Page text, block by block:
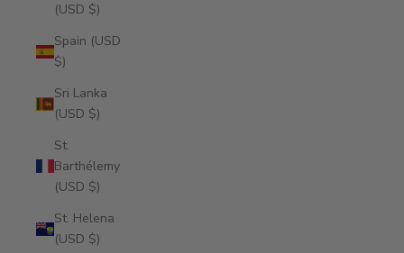
(USD $)
Spain (USD
$)
Sri Lanka
(USD $)
St.
Barthélemy
(USD $)
St. Helena
(USD $)